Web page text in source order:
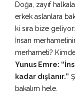
Doğa, zayıf
erkek aslanlara
ki sıra bize
İnsan
merhameti?
Yunus Emre:
kadar dışlanır.”
bakalım hele.